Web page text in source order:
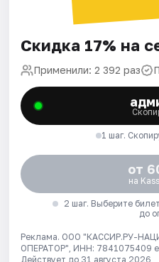
Скидка 17% на
Применили: 2 392 раз
1 шаг.
от
на
2 шаг. Выберите
до
Реклама. ООО "КАССИР.РУ-
ОПЕРАТОР", ИНН: 7841075409
Действует до 31 августа 2026